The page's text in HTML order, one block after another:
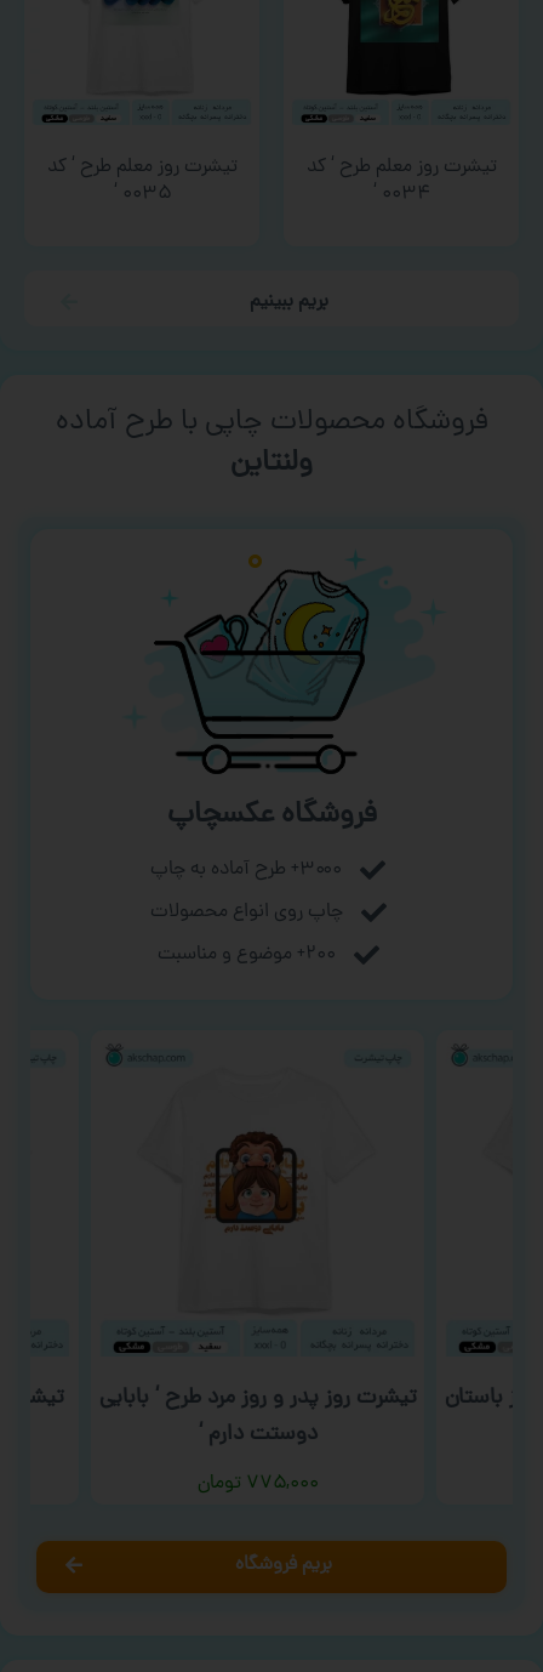
تیشرت روز معلم طرح ‘ کد
۰۰۳۴ ‘
تیشرت روز معلم طرح ‘ کد
۰۰۳۵ ‘
بریم ببینیم
فروشگاه محصولات چاپی با طرح آماده
ورزشی
فروشگاه عکسچاپ
۳۰۰۰+ طرح آماده به چاپ
چاپ روی انواع محصولات
۲۰۰+ موضوع و مناسبت
باستان
تیشرت روز پدر و روز مرد طرح ‘ بابایی
دوستت دارم ‘
۷۷۵,۰۰۰ تومان
تیشرت
بریم فروشگاه